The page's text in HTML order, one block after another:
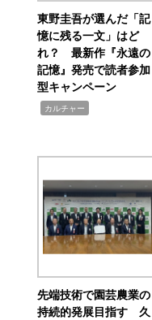
東野圭吾が選んだ「記
憶に残る一文」はど
れ？ 最新作『永遠の
記憶』発売で読者参加
型キャンペーン
カルチャー
先端技術で園芸農業の
持続的発展目指す 久